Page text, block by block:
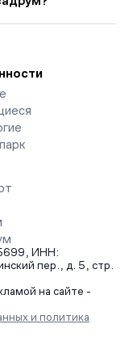
жильцов о
генплан корпусов,
ипотеку по
цену, оставьте
ИНН:
пер., д. 5, стр.
на сайте -
и политика